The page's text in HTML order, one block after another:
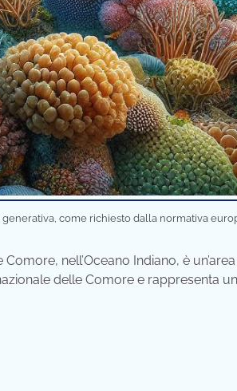
come richiesto dalla normativa
nell’Oceano Indiano, è
delle Comore e rappresenta